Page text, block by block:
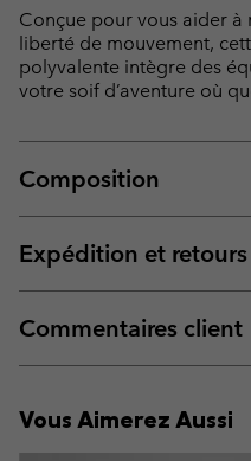
Conçue pour vous aider à
liberté de mouvement,
polyvalente intègre des
votre soif d’aventure où
Composition
Expédition et retours
Commentaires client
Vous Aimerez Aussi